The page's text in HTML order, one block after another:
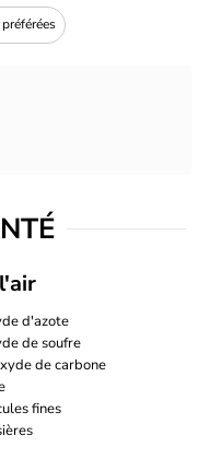
d'azote
de soufre
de carbone
fines